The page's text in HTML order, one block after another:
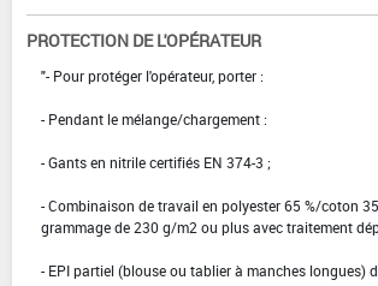
PROTECTION DE L'OPÉRATEUR
"- Pour protéger l'opérateur, porter :
- Pendant le mélange/chargement :
- Gants en nitrile certifiés EN 374-3 ;
- Combinaison de travail en polyester 65 %/coton
grammage de 230 g/m2 ou plus avec traitement
- EPI partiel (blouse ou tablier à manches longues)